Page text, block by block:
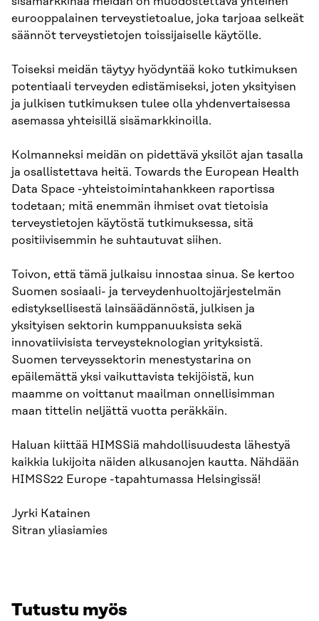
eurooppalainen terveystietoalue, joka tarjoaa selkeät
säännöt terveystietojen toissijaiselle käytölle.
Toiseksi meidän täytyy hyödyntää koko tutkimuksen
potentiaali terveyden edistämiseksi, joten yksityisen
ja julkisen tutkimuksen tulee olla yhdenvertaisessa
asemassa yhteisillä sisämarkkinoilla.
Kolmanneksi meidän on pidettävä yksilöt ajan tasalla
ja osallistettava heitä. Towards the European Health
Data Space -yhteistoimintahankkeen raportissa
todetaan; mitä enemmän ihmiset ovat tietoisia
terveystietojen käytöstä tutkimuksessa, sitä
positiivisemmin he suhtautuvat siihen.
Toivon, että tämä julkaisu innostaa sinua. Se kertoo
Suomen sosiaali- ja terveydenhuoltojärjestelmän
edistyksellisestä lainsäädännöstä, julkisen ja
yksityisen sektorin kumppanuuksista sekä
innovatiivisista terveysteknologian yrityksistä.
Suomen terveyssektorin menestystarina on
epäilemättä yksi vaikuttavista tekijöistä, kun
maamme on voittanut maailman onnellisimman
maan tittelin neljättä vuotta peräkkäin.
Haluan kiittää HIMSSiä mahdollisuudesta lähestyä
kaikkia lukijoita näiden alkusanojen kautta. Nähdään
HIMSS22 Europe -tapahtumassa Helsingissä!
Jyrki Katainen
Sitran yliasiamies
Tutustu myös